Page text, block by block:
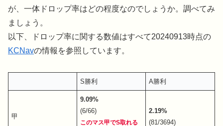
が、一体ドロップ率はどの程度なのでしょうか。調べてみ
ましょう。
以下、ドロップ率に関する数値はすべて20240913時点の
KCNavの情報を参照しています。
S勝利 A勝利
甲
9.09%
(6/66)
このマス甲でS取れる
2.19%
(81/3694)